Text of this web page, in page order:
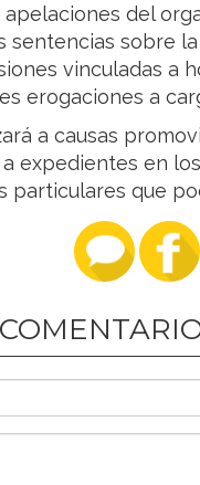
del
sentencias sobre
vinculadas a
erogaciones a
a causas
expedientes en
particulares que